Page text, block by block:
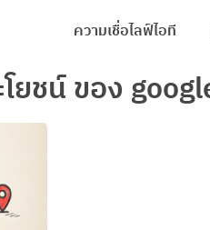
ความเชื่อไลฟ์ไอที
Search
for:
ยชน์ ของ